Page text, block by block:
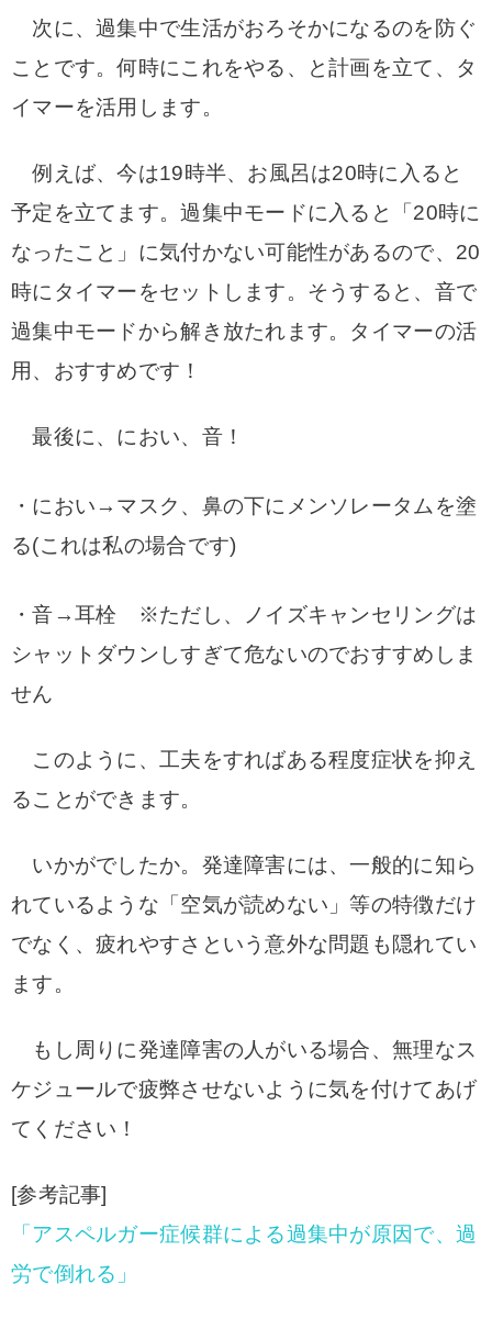
次に、過集中で生活がおろそかになるのを防ぐ
ことです。何時にこれをやる、と計画を立て、タ
イマーを活用します。
例えば、今は19時半、お風呂は20時に入ると
予定を立てます。過集中モードに入ると「20時に
なったこと」に気付かない可能性があるので、20
時にタイマーをセットします。そうすると、音で
過集中モードから解き放たれます。タイマーの活
用、おすすめです！
最後に、におい、音！
・におい→マスク、鼻の下にメンソレータムを塗
る(これは私の場合です)
・音→耳栓 ※ただし、ノイズキャンセリングは
シャットダウンしすぎて危ないのでおすすめしま
せん
このように、工夫をすればある程度症状を抑え
ることができます。
いかがでしたか。 発達障害には、一般的に知ら
れているような「空気が読めない」等の特徴だけ
でなく、疲れやすさという意外な問題も隠れてい
ます。
もし周りに発達障害の人がいる場合、無理なス
ケジュールで疲弊させないように気を付けてあげ
てください！
[参考記事]
「アスペルガー症候群による過集中が原因で、過
労で倒れる」